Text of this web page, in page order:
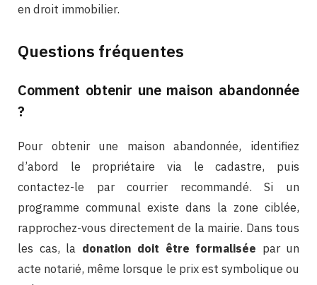
en droit immobilier.
Questions fréquentes
Comment obtenir une maison abandonnée
?
Pour obtenir une maison abandonnée, identifiez
d’abord le propriétaire via le cadastre, puis
contactez-le par courrier recommandé. Si un
programme communal existe dans la zone ciblée,
rapprochez-vous directement de la mairie. Dans tous
les cas, la donation doit être formalisée par un
acte notarié, même lorsque le prix est symbolique ou